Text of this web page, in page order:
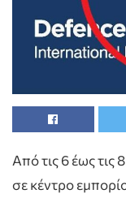
Από τις 6 έως
σε κέντρο